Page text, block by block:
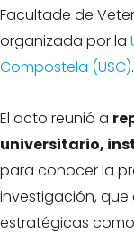
Facultade de
organizada por la
Compostela (USC).
El acto reunió a
universitario,
para conocer la
investigación,
estratégicas